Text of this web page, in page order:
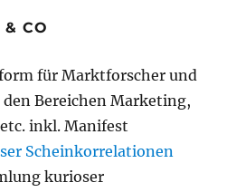
& CO
für Marktforscher und
Bereichen Marketing,
inkl. Manifest
Scheinkorrelationen
kurioser